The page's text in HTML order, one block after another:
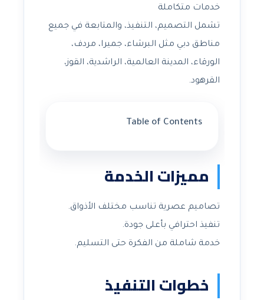
خدمات متكاملة
تشمل التصميم، التنفيذ، والمتابعة في جميع
مناطق دبي مثل البرشاء، جميرا، مردف،
الورقاء، المدينة العالمية، الراشدية، القوز،
القرهود.
Table of Contents
مميزات الخدمة
تصاميم عصرية تناسب مختلف الأذواق.
تنفيذ احترافي بأعلى جودة.
خدمة شاملة من الفكرة حتى التسليم.
خطوات التنفيذ